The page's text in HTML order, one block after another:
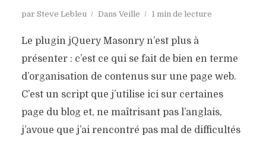
par Steve Lebleu Dans Veille 1 min de lecture
Le plugin jQuery Masonry n’est plus à
présenter : c’est ce qui se fait de bien en terme
d’organisation de contenus sur une page web.
C’est un script que j’utilise ici sur certaines
page du blog et, ne maîtrisant pas l’anglais,
j’avoue que j’ai rencontré pas mal de difficultés